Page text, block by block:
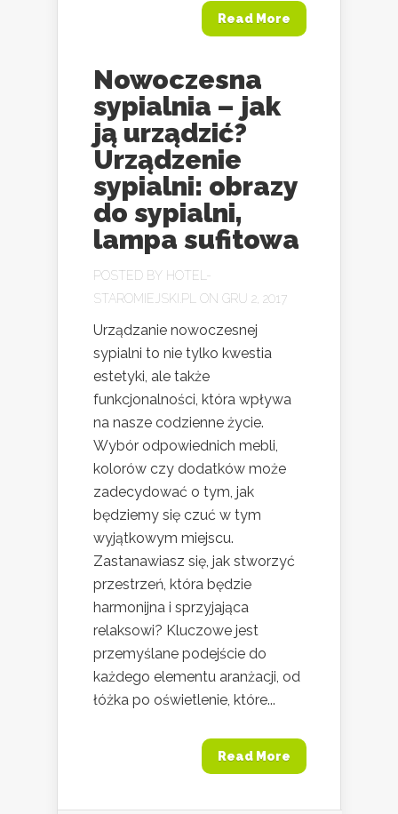
Read More
Nowoczesna
sypialnia – jak
ją urządzić?
Urządzenie
sypialni: obrazy
do sypialni,
lampa sufitowa
POSTED BY HOTEL-
STAROMIEJSKI.PL
ON GRU 2, 2017
Urządzanie nowoczesnej
sypialni to nie tylko kwestia
estetyki, ale także
funkcjonalności, która wpływa
na nasze codzienne życie.
Wybór odpowiednich mebli,
kolorów czy dodatków może
zadecydować o tym, jak
będziemy się czuć w tym
wyjątkowym miejscu.
Zastanawiasz się, jak stworzyć
przestrzeń, która będzie
harmonijna i sprzyjająca
relaksowi? Kluczowe jest
przemyślane podejście do
każdego elementu aranżacji, od
łóżka po oświetlenie, które...
Read More